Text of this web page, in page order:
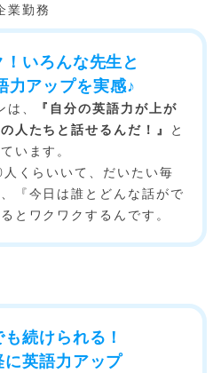
業勤務
いろんな先生と
力アップを実感♪
、
『自分の英語力が上が
人たちと話せるんだ！』 と
います。
くらいいて、だいたい毎
『今日は誰とどんな話がで
とワクワクするんです。
続けられる！
に英語力アップ